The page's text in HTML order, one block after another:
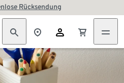
Rücksendung